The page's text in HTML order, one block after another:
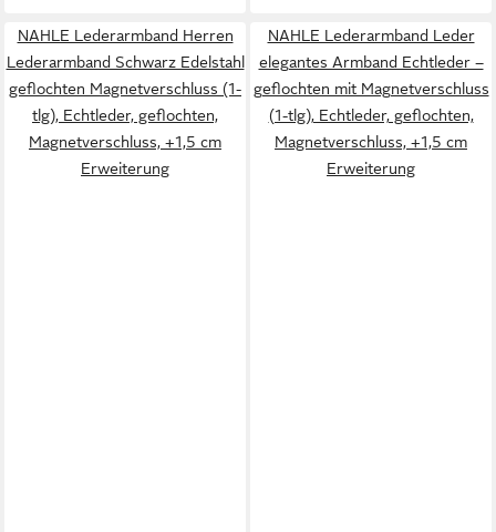
NAHLE Lederarmband Herren
Lederarmband Schwarz Edelstahl
geflochten Magnetverschluss (1-
tlg), Echtleder, geflochten,
Magnetverschluss, +1,5 cm
Erweiterung
NAHLE Lederarmband Leder
elegantes Armband Echtleder –
geflochten mit Magnetverschluss
(1-tlg), Echtleder, geflochten,
Magnetverschluss, +1,5 cm
Erweiterung